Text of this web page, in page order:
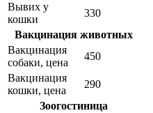
Вывих у
кошки
330
Вакцинация животных
Вакцинация
собаки, цена
450
Вакцинация
кошки, цена
290
Зоогостиница